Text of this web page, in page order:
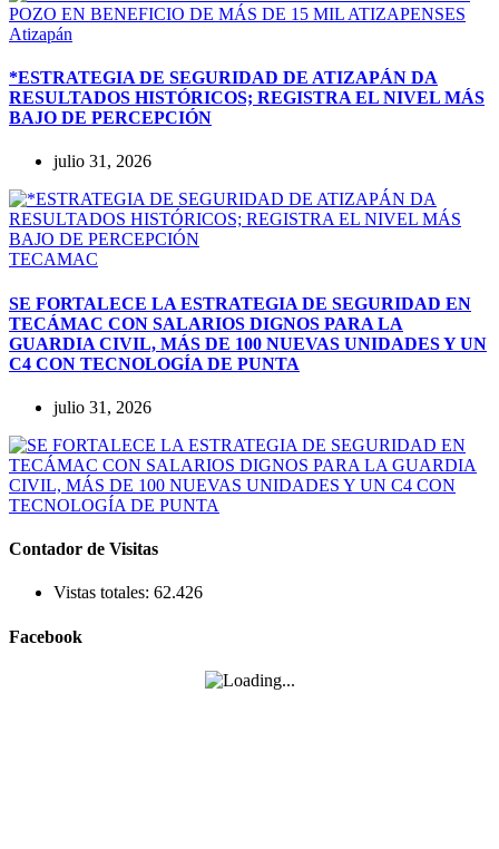
Atizapán
*ESTRATEGIA DE SEGURIDAD DE ATIZAPÁN DA
RESULTADOS HISTÓRICOS; REGISTRA EL NIVEL MÁS
BAJO DE PERCEPCIÓN
julio 31, 2026
TECAMAC
SE FORTALECE LA ESTRATEGIA DE SEGURIDAD EN
TECÁMAC CON SALARIOS DIGNOS PARA LA
GUARDIA CIVIL, MÁS DE 100 NUEVAS UNIDADES Y UN
C4 CON TECNOLOGÍA DE PUNTA
julio 31, 2026
Contador de Visitas
Vistas totales: 62.426
Facebook